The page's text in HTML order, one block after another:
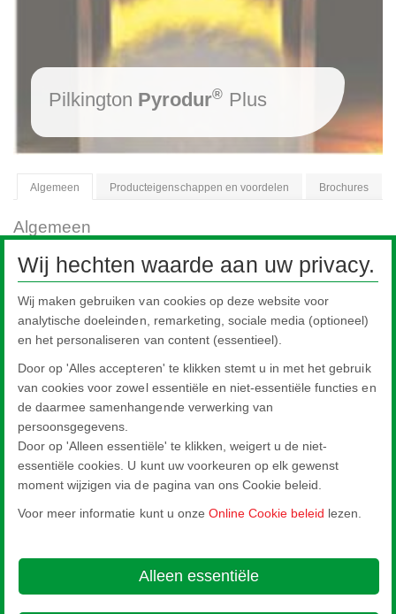
Pilkington Pyrodur® Plus
Algemeen Producteigenschappen en voordelen Brochures
Algemeen
De dunne brandwerende beglazing Pilkington
Plus combineert 30
minuten brandwerendheid met een hogere impactweerstand, waardoor het
2B2) vereist is. Pilkington Pyrodur®Plus is speciaal gelamineerd glas met
een unieke tussenlaag. Bij een brand vormt het glas een ondoorzichtige
barrière voor vlammen en hete gassen. PilkingtonPyrodur
geclassificeerd als een EI 15 / EW 30 brandwerende beglazing. Bekijk ook
deproducteigenschappen en voordelenen debrochurevan Pilkington
Pyrodur®Plus.
Referentieprojecten
Head Office - 3-5-27 Mita Minato-ku Tokyo
Wij hechten waarde aan uw privacy.
Wij maken gebruiken van cookies op deze website voor
analytische doeleinden, remarketing, sociale media (optioneel)
en het personaliseren van content (essentieel).
Door op 'Alles accepteren' te klikken stemt u in met het gebruik
van cookies voor zowel essentiële en niet-essentiële functies en
de daarmee samenhangende verwerking van
persoonsgegevens.
Door op 'Alleen essentiële' te klikken, weigert u de niet-
essentiële cookies. U kunt uw voorkeuren op elk gewenst
moment wijzigen via de pagina van ons Cookie beleid.
Voor meer informatie kunt u onze Online Cookie beleid lezen.
Alleen essentiële